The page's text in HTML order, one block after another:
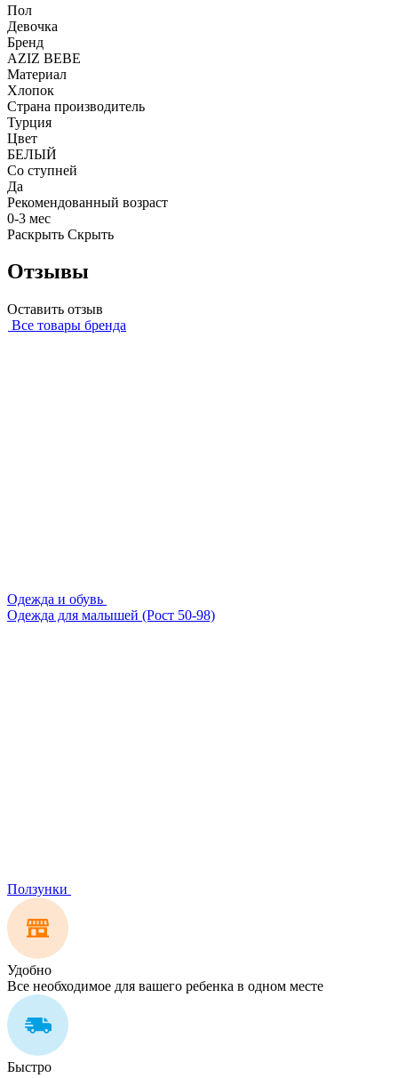
Пол
Девочка
Бренд
AZIZ BEBE
Материал
Хлопок
Страна производитель
Турция
Цвет
БЕЛЫЙ
Со ступней
Да
Рекомендованный возраст
0-3 мес
Раскрыть Скрыть
Отзывы
Оставить отзыв
Все товары бренда
Одежда и обувь
Одежда для малышей (Рост 50-98)
Ползунки
Удобно
Все необходимое для вашего ребенка в одном месте
Быстро